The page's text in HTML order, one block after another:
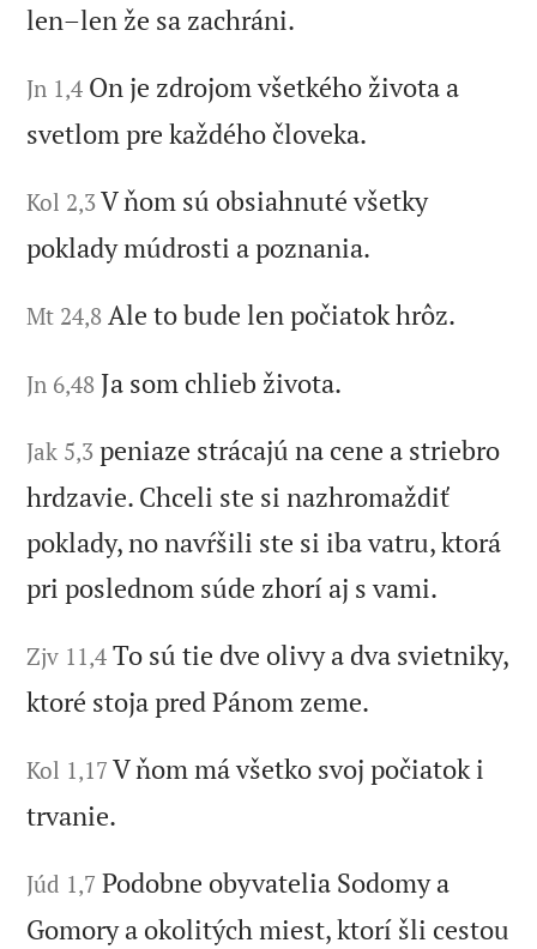
len–len že sa zachráni.
Jn 1,4 On je zdrojom všetkého života a
svetlom pre každého človeka.
Kol 2,3V ňom sú obsiahnuté všetky
poklady múdrosti a poznania.
Mt 24,8 Ale to bude len počiatok hrôz.
Jn 6,48 Ja som chlieb života.
Jak 5,3 peniaze strácajú na cene a striebro
hrdzavie. Chceli ste si nazhromaždiť
poklady, no navŕšili ste si iba vatru, ktorá
pri poslednom súde zhorí aj s vami.
Zjv 11,4 To sú tie dve olivy a dva svietniky,
ktoré stoja pred Pánom zeme.
Kol 1,17 V ňom má všetko svoj počiatok i
trvanie.
Júd 1,7 Podobne obyvatelia Sodomy a
Gomory a okolitých miest, ktorí šli cestou